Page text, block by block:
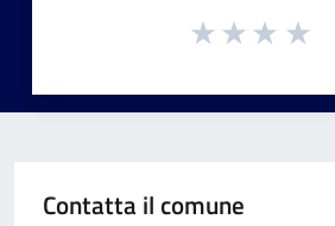
Contatta il comune